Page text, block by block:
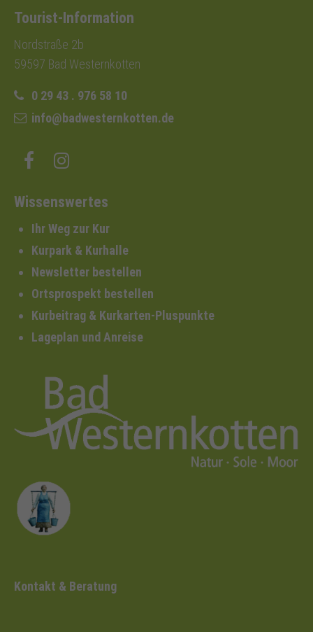
Tourist-Information
Nordstraße 2b
59597 Bad Westernkotten
0 29 43 . 976 58 10
info@badwesternkotten.de
Wissenswertes
Ihr Weg zur Kur
Kurpark & Kurhalle
Newsletter bestellen
Ortsprospekt bestellen
Kurbeitrag & Kurkarten-Pluspunkte
Lageplan und Anreise
Kontakt & Beratung